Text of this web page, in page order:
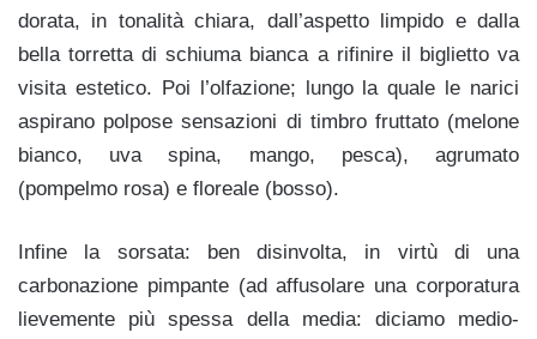
dorata, in tonalità chiara, dall’aspetto limpido e dalla
bella torretta di schiuma bianca a rifinire il biglietto va
visita estetico. Poi l’olfazione; lungo la quale le narici
aspirano polpose sensazioni di timbro fruttato (melone
bianco, uva spina, mango, pesca), agrumato
(pompelmo rosa) e floreale (bosso).
Infine la sorsata: ben disinvolta, in virtù di una
carbonazione pimpante (ad affusolare una corporatura
lievemente più spessa della media: diciamo medio-